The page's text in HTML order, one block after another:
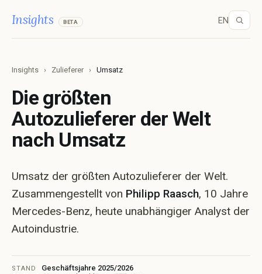
Insights BETA EN
Insights › Zulieferer › Umsatz
Die größten
Autozulieferer der Welt
nach Umsatz
Umsatz der größten Autozulieferer der Welt.
Zusammengestellt von Philipp Raasch, 10 Jahre
Mercedes-Benz, heute unabhängiger Analyst der
Autoindustrie.
STAND Geschäftsjahre 2025/2026
Zulieferer-Ranglisten Alle? TippHersteller
Gewinn Operative Marge Gewinn je Mitarbeiter
Ein Profil, alle Kennzahlen